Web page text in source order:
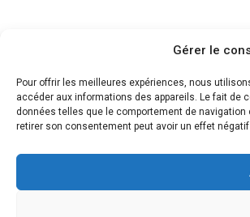
Gérer le
Pour offrir les meilleures expériences, nous
accéder aux informations des appareils. Le fait
données telles que le comportement de
retirer son consentement peut avoir un effet